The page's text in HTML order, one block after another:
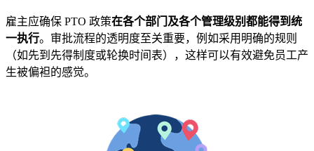
雇主应确保 PTO 政策在各个部门及各个管理级别都能得到统
一执行。审批流程的透明度至关重要，例如采用明确的规则
（如先到先得制度或轮换时间表），这样可以有效避免员工产
生被偏袒的感觉。